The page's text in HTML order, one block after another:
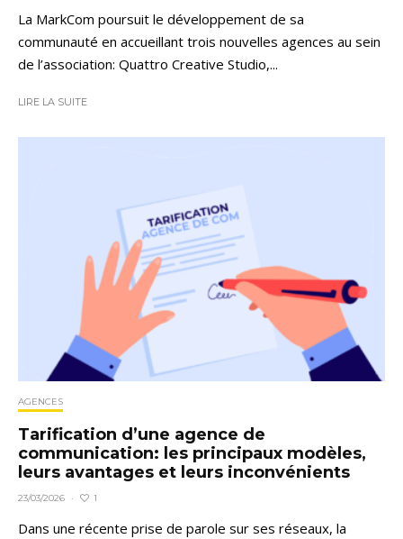
La MarkCom poursuit le développement de sa
communauté en accueillant trois nouvelles agences au sein
de l’association: Quattro Creative Studio,...
LIRE LA SUITE
AGENCES
Tarification d’une agence de
communication: les principaux modèles,
leurs avantages et leurs inconvénients
23/03/2026 · 1
Dans une récente prise de parole sur ses réseaux, la